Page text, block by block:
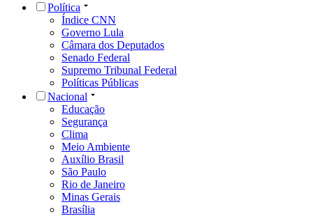
Política
Índice CNN
Governo Lula
Câmara dos Deputados
Senado Federal
Supremo Tribunal Federal
Políticas Públicas
Nacional
Educação
Segurança
Clima
Meio Ambiente
Auxílio Brasil
São Paulo
Rio de Janeiro
Minas Gerais
Brasília